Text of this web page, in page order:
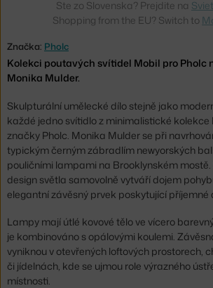
Značka: Pholc
Kolekci poutavých svítidel Mobil pro Pholc
Monika Mulder.
Skulpturální umělecké dílo stejně jako
každé jedno svítidlo z minimalistické kolekce
značky Pholc. Monika Mulder se při
typickým černým zábradlím newyorských
pouličními lampami na Brooklynském mostě.
design světla samovolně vytváří dojem
elegantní závěsný prvek poskytující příjemné
Lampy mají útlé kovové tělo ve vícero
je kombinováno s opálovými koulemi.
vyniknou v otevřených loftových prostorech,
či jídelnách, kde se ujmou role výrazného
místnosti.
Ste zo Slovenska? Prejdite na
Shopping from the EU? Switch to